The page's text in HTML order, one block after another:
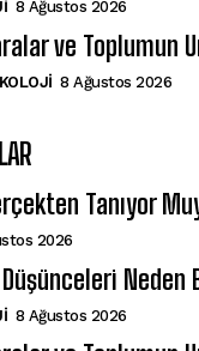
8 Ağustos 2026
ve Toplumun
8 Ağustos 2026
Tanıyor
2026
Düşünceleri Neden
8 Ağustos 2026